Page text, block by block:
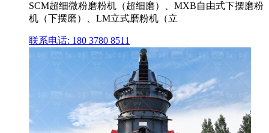
SCM超细微粉磨粉机（超细磨）、MXB自由式下摆磨粉
机（下摆磨）、LM立式磨粉机（立
联系电话: 180 3780 8511